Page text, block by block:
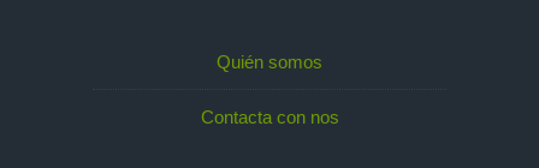
Quién somos
Contacta con nos